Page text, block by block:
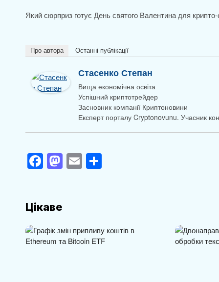
Який сюрприз готує День святого Валентина для
Про автора Останні публікації
Стасенко Степан
Вища економічна освіта
Успішний криптотрейдер
Засновник компанії Криптоновини
Експерт порталу Cryptonovunu. Учасник
F
a
e
b
o
M
a
d
o
E
m
и
т
Цікаве